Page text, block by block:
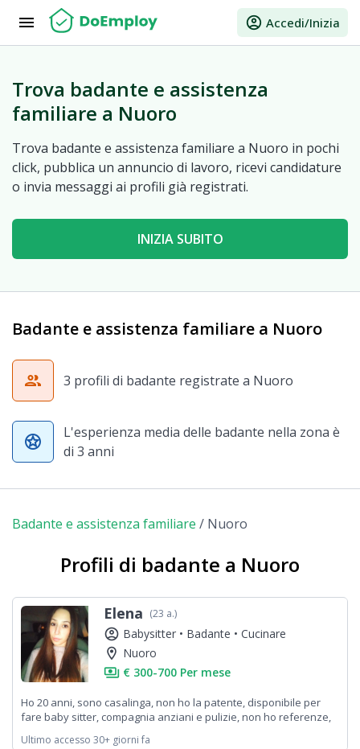
menu account_circle Accedi/Inizia
Trova badante e assistenza
familiare a Nuoro
Trova badante e assistenza familiare a Nuoro in pochi
click, pubblica un annuncio di lavoro, ricevi candidature
o invia messaggi ai profili già registrati.
INIZIA SUBITO
Badante e assistenza familiare a Nuoro
group 3 profili di badante registrate a Nuoro
stars
L'esperienza media delle badante nella zona è
di 3 anni
Badante e assistenza familiare / Nuoro
Profili di badante a Nuoro
Elena (23 a.)
account_circle Babysitter • Badante • Cucinare
location_on Nuoro
payments € 300-700 Per mese
Ho 20 anni, sono casalinga, non ho la patente, disponibile per
fare baby sitter, compagnia anziani e pulizie, non ho referenze,
Ultimo accesso 30+ giorni fa